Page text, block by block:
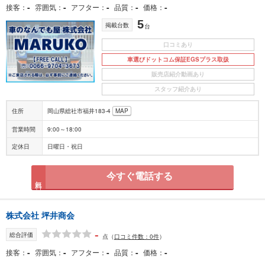
接客 - 雰囲気 - アフター - 品質 - 価格 -
掲載台数 5台
口コミあり
車選びドットコム保証EGSプラス取扱
販売店紹介動画あり
スタッフ紹介あり
住所 岡山県総社市福井183-4 MAP
営業時間 9:00～18:00
定休日 日曜日・祝日
今すぐ電話する
株式会社 坪井商会
総合評価 - 点 （口コミ件数：0件）
接客 - 雰囲気 - アフター - 品質 - 価格 -